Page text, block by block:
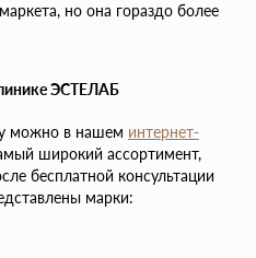
но она гораздо более
ЭСТЕЛАБ
можно в нашем интернет-
широкий ассортимент,
бесплатной консультации
марки: